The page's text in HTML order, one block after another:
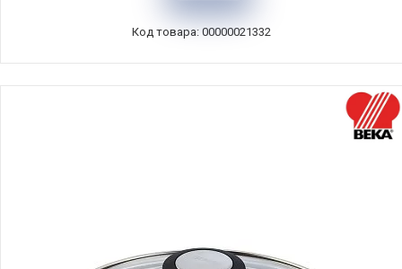
Код товара: 00000021332